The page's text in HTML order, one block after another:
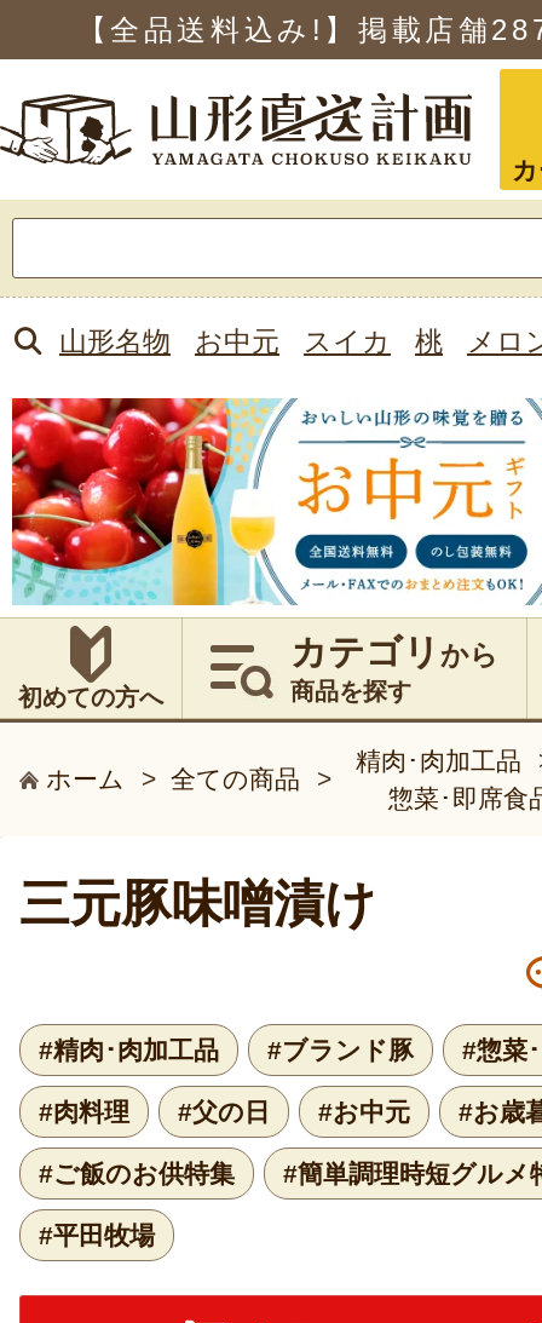
【全品送料込み!】掲載店舗
索:
山形名物 お中元 スイカ 桃 メロ
初めての方へ
カテゴリ から
商品を探す
ホーム > 全ての商品 >
精肉･肉加工品
惣菜･即席食
三元豚味噌漬け
#精肉･肉加工品 #ブランド豚 #惣菜
#肉料理 #父の日 #お中元 #お歳
#ご飯のお供特集 #簡単調理時短グルメ
#平田牧場